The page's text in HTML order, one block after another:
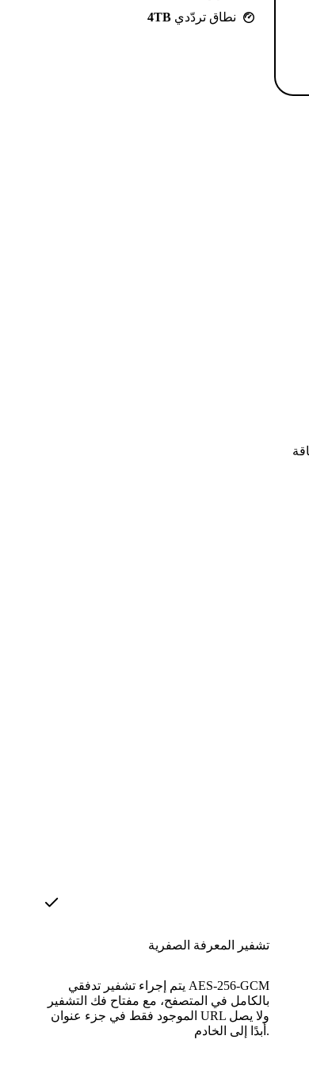
نطاق تردّدي 4TB
تشفير المعرفة الصفرية
يتم إجراء تشفير تدفقي AES-256-GCM
بالكامل في المتصفح، مع مفتاح فك التشفير
الموجود فقط في جزء عنوان URL ولا يصل
أبدًا إلى الخادم.